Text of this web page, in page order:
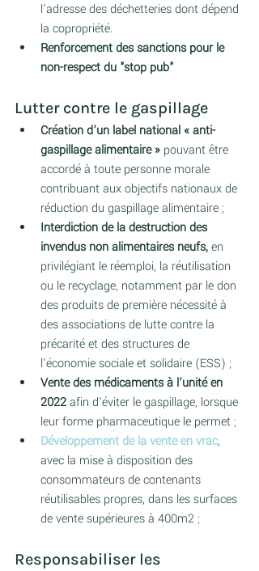
l'adresse des déchetteries dont dépend
la copropriété.
Renforcement des sanctions pour le
non-respect du "stop pub"
Lutter contre le gaspillage
Création d’un label national « anti-
gaspillage alimentaire » pouvant être
accordé à toute personne morale
contribuant aux objectifs nationaux de
réduction du gaspillage alimentaire ;
Interdiction de la destruction des
invendus non alimentaires neufs, en
privilégiant le réemploi, la réutilisation
ou le recyclage, notamment par le don
des produits de première nécessité à
des associations de lutte contre la
précarité et des structures de
l'économie sociale et solidaire (ESS) ;
Vente des médicaments à l’unité en
2022 afin d'éviter le gaspillage, lorsque
leur forme pharmaceutique le permet ;
Développement de la vente en vrac,
avec la mise à disposition des
consommateurs de contenants
réutilisables propres, dans les surfaces
de vente supérieures à 400m2 ;
Responsabiliser les